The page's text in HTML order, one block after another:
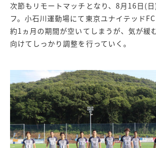
次節もリモートマッチとなり、8月16日(
フ。小石川運動場にて東京ユナイテッドFC
約1ヵ月の期間が空いてしまうが、気が緩
向けてしっかり調整を行っていく。